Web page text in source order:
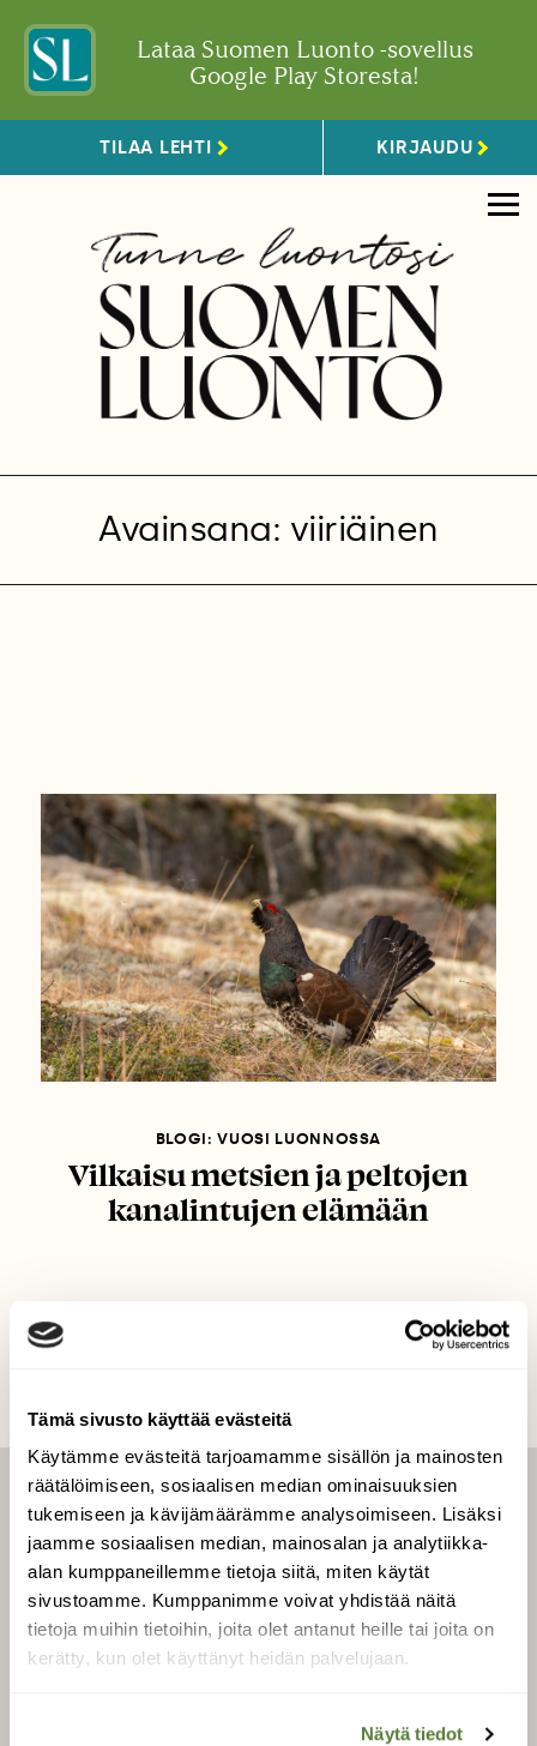
Tämä sivusto käyttää evästeitä
Käytämme evästeitä tarjoamamme sisällön ja mainosten
räätälöimiseen, sosiaalisen median ominaisuuksien
tukemiseen ja kävijämäärämme analysoimiseen. Lisäksi
jaamme sosiaalisen median, mainosalan ja analytiikka-
alan kumppaneillemme tietoja siitä, miten käytät
sivustoamme. Kumppanimme voivat yhdistää näitä
tietoja muihin tietoihin, joita olet antanut heille tai joita on
kerätty, kun olet käyttänyt heidän palvelujaan.
Näytä tiedot
Lataa Suomen Luonto -sovellus
Google Play Storesta!
TILAA LEHTI KIRJAUDU
Avainsana: viiriäinen
BLOGI: VUOSI LUONNOSSA
Vilkaisu metsien ja peltojen
kanalintujen elämään
LEHTI
Uusin lehti
Tilaa Suomen Luonto
Tilaa digilukuoikeus
Äänestä parasta juttua